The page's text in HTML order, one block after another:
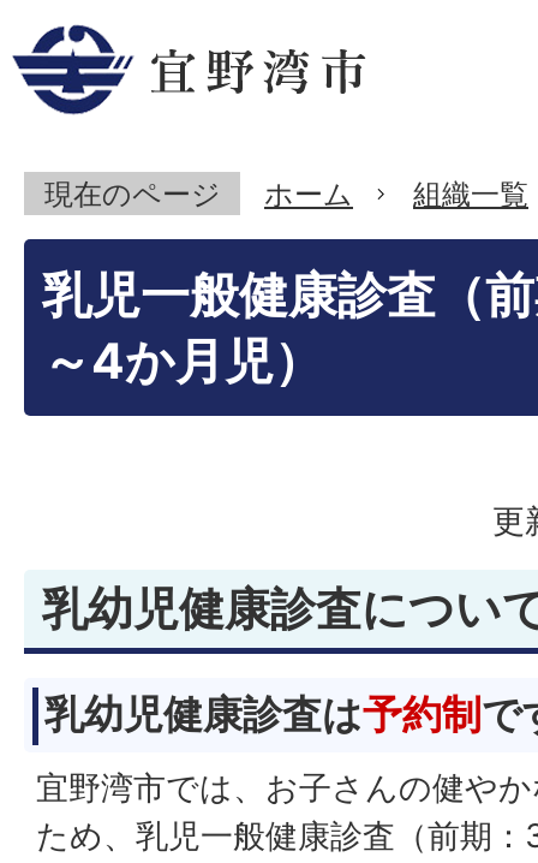
現在のページ ホーム 組織一覧
乳児一般健康診査（
～4か月児）
更
乳幼児健康診査につい
乳幼児健康診査は予約制 で
宜野湾市では、お子さんの健や
ため、乳児一般健康診査（前期